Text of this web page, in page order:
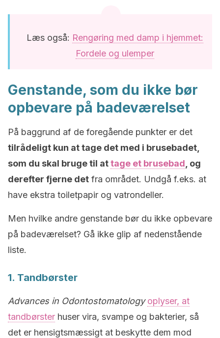
Læs også: Rengøring med damp i hjemmet:
Fordele og ulemper
Genstande, som du ikke bør
opbevare på badeværelset
På baggrund af de foregående punkter er det
tilrådeligt kun at tage det med i brusebadet,
som du skal bruge til attage et brusebad , og
derefter fjerne det fra området. Undgå f.eks. at
have ekstra toiletpapir og vatrondeller.
Men hvilke andre genstande bør du ikke opbevare
på badeværelset? Gå ikke glip af nedenstående
liste.
1. Tandbørster
Advances in Odontostomatology oplyser, at
tandbørster huser vira, svampe og bakterier, så
det er hensigtsmæssigt at beskytte dem mod